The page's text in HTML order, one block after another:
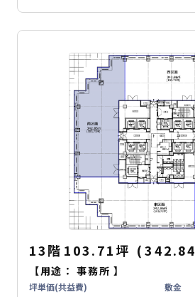
13階 103.71坪 ( 342.84
【用途：事務所 】
坪単価(共益費) 敷金